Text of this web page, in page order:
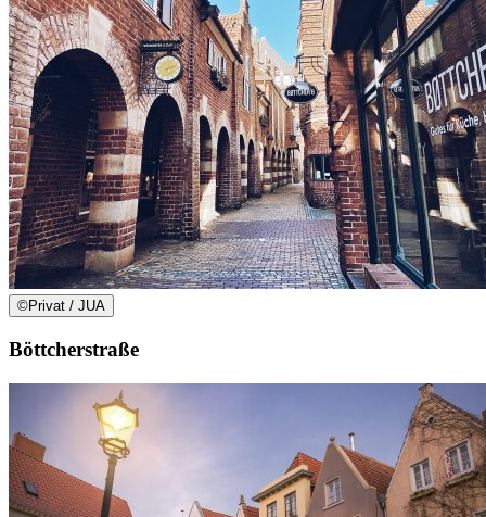
©Privat / JUA
Böttcherstraße